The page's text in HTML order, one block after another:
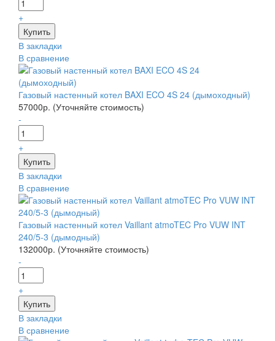
+
В закладки
В сравнение
Газовый настенный котел BAXI ECO 4S 24 (дымоходный)
57000р. (Уточняйте стоимость)
-
+
В закладки
В сравнение
Газовый настенный котел Vaillant atmoTEC Pro VUW INT
240/5-3 (дымодный)
132000р. (Уточняйте стоимость)
-
+
В закладки
В сравнение